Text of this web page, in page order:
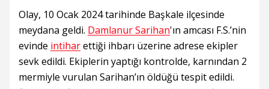
Olay, 10 Ocak 2024 tarihinde Başkale ilçesinde
meydana geldi. Damlanur Sarihan'ın amcası F.S.’nin
evinde intiharettiği ihbarı üzerine adrese ekipler
sevk edildi. Ekiplerin yaptığı kontrolde, karnından 2
mermiyle vurulan Sarihan’ın öldüğü tespit edildi.